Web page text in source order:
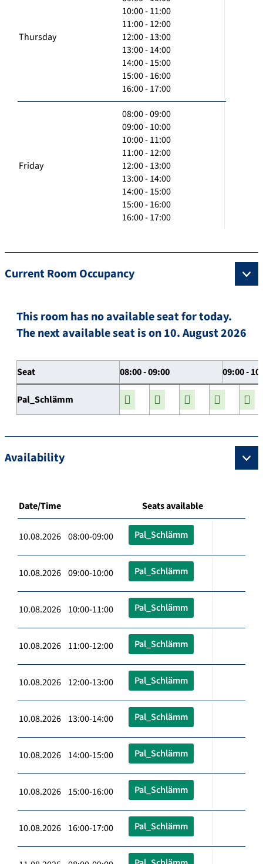
Thursday
10:00 - 11:00
11:00 - 12:00
12:00 - 13:00
13:00 - 14:00
14:00 - 15:00
15:00 - 16:00
16:00 - 17:00
Friday
08:00 - 09:00
09:00 - 10:00
10:00 - 11:00
11:00 - 12:00
12:00 - 13:00
13:00 - 14:00
14:00 - 15:00
15:00 - 16:00
16:00 - 17:00
Current Room Occupancy
This room has no available seat for today.
The next available seat is on 10. August 2026
Seat 08:00 - 09:00 09:00 -
Pal_Schlämm
Availability
Date/Time Seats available
10.08.2026 08:00-09:00 Pal_Schlämm
10.08.2026 09:00-10:00 Pal_Schlämm
10.08.2026 10:00-11:00 Pal_Schlämm
10.08.2026 11:00-12:00 Pal_Schlämm
10.08.2026 12:00-13:00 Pal_Schlämm
10.08.2026 13:00-14:00 Pal_Schlämm
10.08.2026 14:00-15:00 Pal_Schlämm
10.08.2026 15:00-16:00 Pal_Schlämm
10.08.2026 16:00-17:00 Pal_Schlämm